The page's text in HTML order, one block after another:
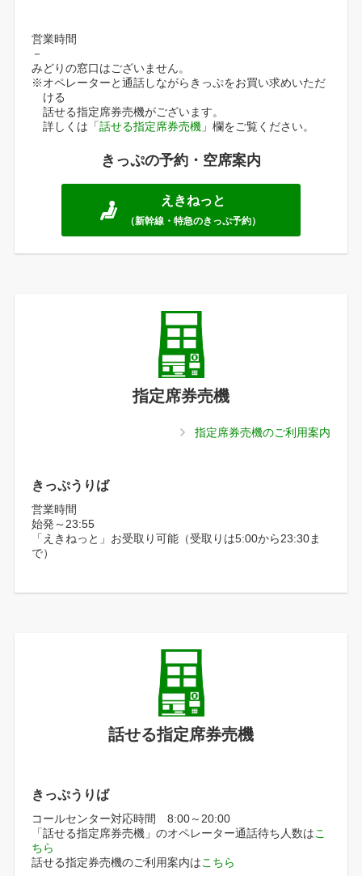
営業時間
－
みどりの窓口はございません。
※オペレーターと通話しながらきっぷをお買い求めいただ
ける
話せる指定席券売機がございます。
詳しくは「話せる指定席券売機」欄をご覧ください。
きっぷの予約・空席案内
えきねっと
（新幹線・特急のきっぷ予約）
指定席券売機
指定席券売機のご利用案内
きっぷうりば
営業時間
始発～23:55
「えきねっと」お受取り可能（受取りは5:00から23:30ま
で）
話せる指定席券売機
きっぷうりば
コールセンター対応時間 8:00～20:00
「話せる指定席券売機」のオペレーター通話待ち人数はこ
ちら
話せる指定券売機のご利用案内はこちら